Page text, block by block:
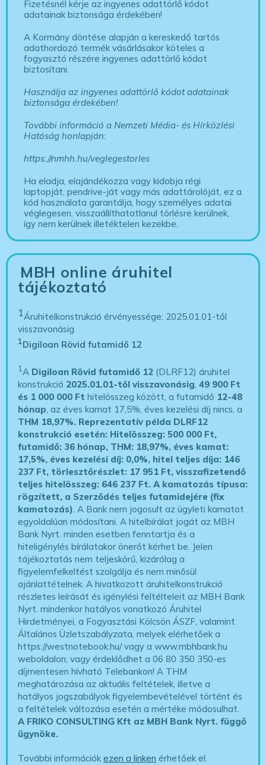
Fizetésnél kérje az ingyenes adattörlő kódot
adatainak biztonsága érdekében!
A Kormány döntése alapján a kereskedő tartós
adathordozó termék vásárlásakor köteles a
fogyasztó részére ingyenes adattörlő kódot
biztosítani.
Használja az ingyenes adattörlő kódot adatainak
biztonsága érdekében!
További információ a Nemzeti Média- és Hírközlési
Hatóság honlapján:
https://nmhh.hu/veglegestorles
Ha eladja, elajándékozza vagy kidobja régi
laptopját, pendrive-ját vagy más adattárolóját, ez a
kód használata garantálja, hogy személyes adatai
véglegesen, visszaállíthatatlanul törlésre kerülnek,
így nem kerülnek illetéktelen kezekbe.
MBH online áruhitel
tájékoztató
1Áruhitelkonstrukció érvényessége: 2025.01.01-től
visszavonásig
1Digiloan Rövid futamidő 12
1A Digiloan Rövid futamidő 12 (DLRF12) áruhitel
konstrukció 2025.01.01-től visszavonásig,49 900 Ft
és 1 000 000 Ft hitelösszeg között, a futamidő 12-48
hónap, az éves kamat 17,5%, éves kezelési díj nincs, a
THM 18,97%. Reprezentatív példa DLRF12
konstrukció esetén: Hitelösszeg: 500 000 Ft,
futamidő: 36 hónap, THM: 18,97%, éves kamat:
17,5%, éves kezelési díj: 0,0%, hitel teljes díja: 146
237 Ft, törlesztőrészlet: 17 951 Ft, visszafizetendő
teljes hitelösszeg: 646 237 Ft.A kamatozás típusa:
rögzített, a Szerződés teljes futamidejére (fix
kamatozás). A Bank nem jogosult az ügyleti kamatot
egyoldalúan módosítani. A hitelbírálat jogát az MBH
Bank Nyrt. minden esetben fenntartja és a
hiteligénylés bírálatakor önerőt kérhet be. Jelen
tájékoztatás nem teljeskörű, kizárólag a
figyelemfelkeltést szolgálja és nem minősül
ajánlattételnek. A hivatkozott áruhitelkonstrukció
részletes leírását és igénylési feltélteleit az MBH Bank
Nyrt. mindenkor hatályos vonatkozó Áruhitel
Hirdetményei, a Fogyasztási Kölcsön ÁSZF, valamint
Általános Üzletszabályzata, melyek elérhetőek a
https://westnotebook.hu/vagy a www.mbhbank.hu
weboldalon, vagy érdeklődhet a 06 80 350 350-es
díjmentesen hívható Telebankon! A THM
meghatározása az aktuális feltételek, illetve a
hatályos jogszabályok figyelembevételével történt és
a feltételek változása esetén a mértéke módosulhat.
A FRIKO CONSULTING Kft az MBH Bank Nyrt. függő
ügynöke.
További információkezen a linken érhetőek el.